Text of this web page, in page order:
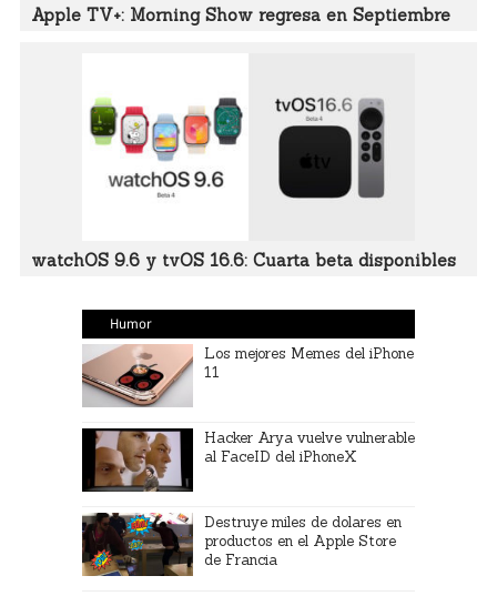
Apple TV+: Morning Show regresa en Septiembre
watchOS 9.6 y tvOS 16.6: Cuarta beta disponibles
Humor
Los mejores Memes del iPhone
11
Hacker Arya vuelve vulnerable
al FaceID del iPhoneX
Destruye miles de dolares en
productos en el Apple Store
de Francia